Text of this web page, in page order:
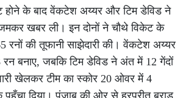
होने के बाद वेंकटेश अय्यर और टिम डेविड ने
खबर ली। इन दोनों ने चौथे विकेट के
रनों की तूफानी साझेदारी की। वेंकटेश अय्यर
रन बनाए, जबकि टिम डेविड ने अंत में 12 गेंदों
खेलकर टीम का स्कोर 20 ओवर में 4